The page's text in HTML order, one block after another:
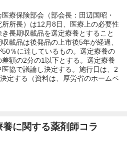
療保険部会（部会長：田辺国昭・
所長）は12月8日、医療上の必要性
長期収載品を選定療養とすること
載品は後発品の上市後5年が経過、
％に達しているもの。選定療養の
額の2分の1以下とする。選定療養
協で議論し決定する。施行日は、2
定する（資料は、厚労省のホームペ
に関する薬剤師コラ